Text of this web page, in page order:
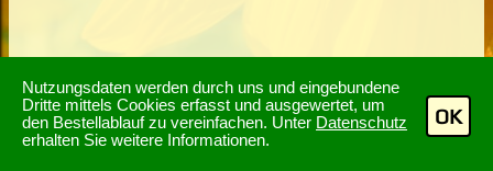
Nutzungsdaten werden durch uns und eingebundene
Dritte mittels Cookies erfasst und ausgewertet, um
den Bestellablauf zu vereinfachen. Unter Datenschutz
erhalten Sie weitere Informationen.
OK